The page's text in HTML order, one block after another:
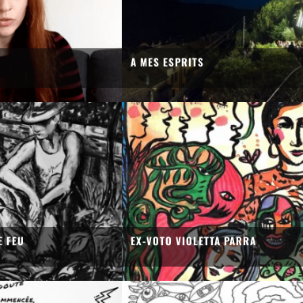
FEU
A MES ESPRITS
EX-VOTO VIOLETTA PARRA